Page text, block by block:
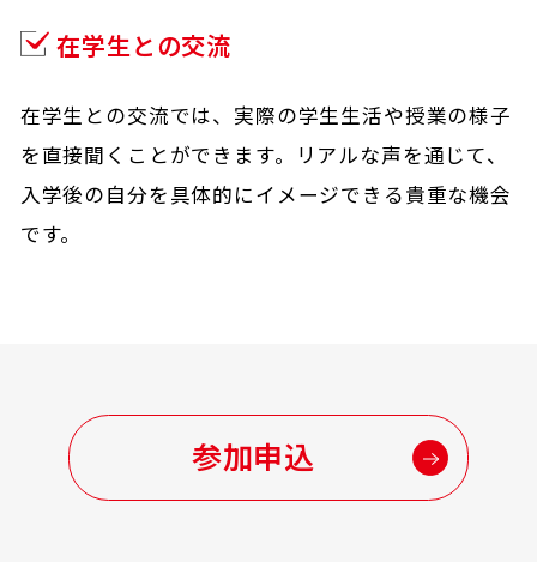
在学生との交流
在学生との交流では、実際の学生生活や授業の様子
を直接聞くことができます。リアルな声を通じて、
入学後の自分を具体的にイメージできる貴重な機会
です。
参加申込